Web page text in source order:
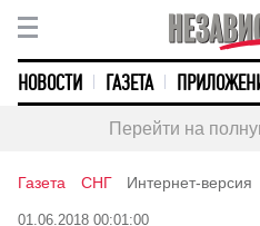
НОВОСТИ ГАЗЕТА
Перейти на
Газета СНГ Интернет-версия
01.06.2018 00:01:00